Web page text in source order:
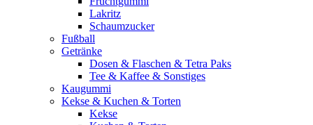
Lakritz
Schaumzucker
Fußball
Getränke
Dosen & Flaschen & Tetra Paks
Tee & Kaffee & Sonstiges
Kaugummi
Kekse & Kuchen & Torten
Kekse